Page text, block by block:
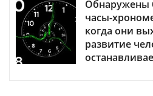
Обнаружены
часы-
когда они
развитие